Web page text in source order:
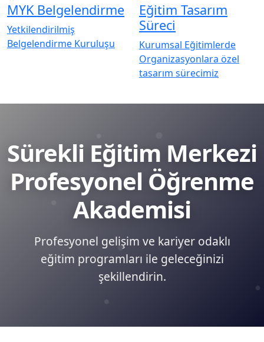
MYK Belgelendirme
Yetkilendirilmiş
Belgelendirme Kuruluşu
Eğitim Tasarım
Süreci
Kurumsal Eğitimlerde
Organizasyonlara özel
tasarım sürecimiz
Sürekli Eğitim Merkezi
Profesyonel Öğrenme
Akademisi
Profesyonel gelişim ve kariyer odaklı
eğitim programları ile geleceğinizi
şekillendirin.